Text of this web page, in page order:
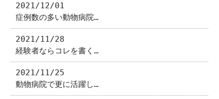
2021/12/01
症例数の多い動物病院…
2021/11/28
経験者ならコレを書く…
2021/11/25
動物病院で更に活躍し…